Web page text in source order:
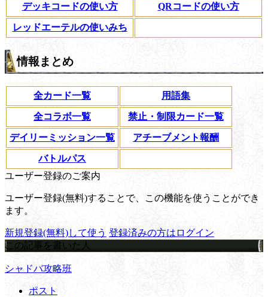
デッキコードの使い方 QRコードの使い方
レッドエーテルの使いみち
情報まとめ
全カード一覧 用語集
全コラボ一覧 禁止・制限カード一覧
デイリーミッション一覧 アチーブメント報酬
バトルパス
ユーザー登録のご案内
ユーザー登録(無料)することで、この機能を使うことができ
ます。
新規登録(無料)して使う 登録済みの方はログイン
この記事を書いた人
シャドバ攻略班
ポスト